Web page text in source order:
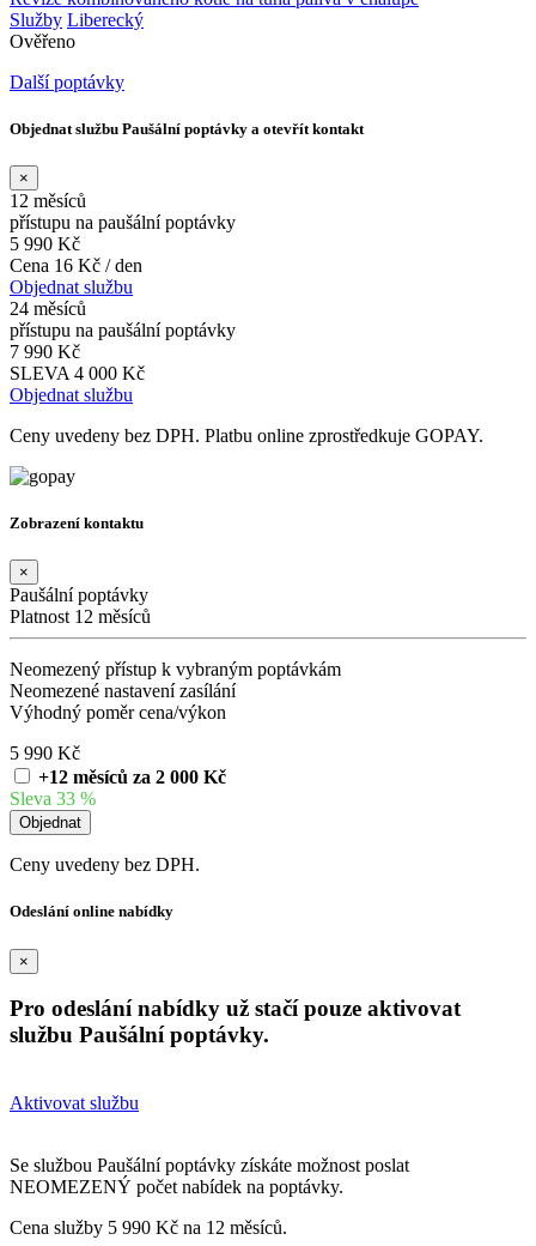
Služby Liberecký
Ověřeno
Další poptávky
Objednat službu Paušální poptávky a otevřít kontakt
×
12 měsíců
přístupu na paušální poptávky
5 990 Kč
Cena 16 Kč / den
Objednat službu
24 měsíců
přístupu na paušální poptávky
7 990 Kč
SLEVA 4 000 Kč
Objednat službu
Ceny uvedeny bez DPH. Platbu online zprostředkuje GOPAY.
Zobrazení kontaktu
×
Paušální poptávky
Platnost 12 měsíců
Neomezený přístup k vybraným poptávkám
Neomezené nastavení zasílání
Výhodný poměr cena/výkon
5 990 Kč
+12 měsíců za 2 000 Kč
Sleva 33 %
Ceny uvedeny bez DPH.
Odeslání online nabídky
×
Pro odeslání nabídky už stačí pouze aktivovat
službu Paušální poptávky.
Aktivovat službu
Se službou Paušální poptávky získáte možnost poslat
NEOMEZENÝ počet nabídek na poptávky.
Cena služby 5 990 Kč na 12 měsíců.